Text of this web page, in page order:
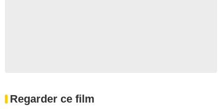
Regarder ce film